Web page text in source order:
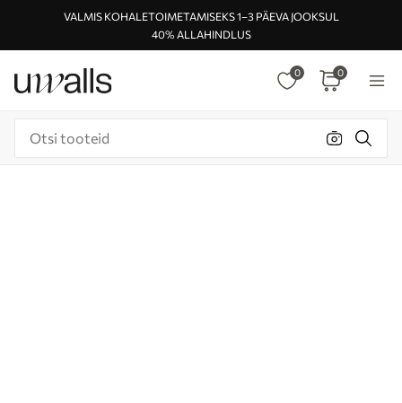
VALMIS KOHALETOIMETAMISEKS 1–3 PÄEVA JOOKSUL
40% ALLAHINDLUS
0 0